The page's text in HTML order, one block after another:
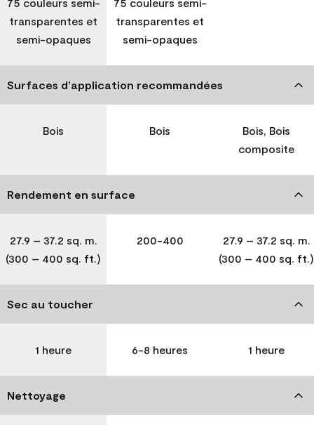
transparentes et
semi-opaques
transparentes et
semi-opaques
Surfaces d’application recommandées
Bois Bois
Bois, Bois
composite
Rendement en surface
27.9 – 37.2 sq. m.
(300 – 400 sq. ft.)
200-400
27.9 – 37.2 sq. m.
(300 – 400 sq. ft.)
Sec au toucher
1 heure 6-8 heures 1 heure
Nettoyage